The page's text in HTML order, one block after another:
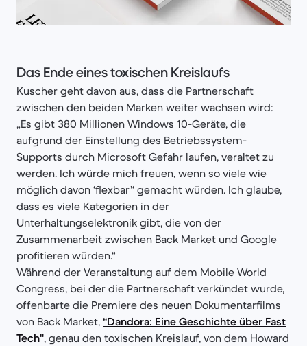
Das Ende eines toxischen Kreislaufs
Kuscher geht davon aus, dass die Partnerschaft
zwischen den beiden Marken weiter wachsen wird:
„Es gibt 380 Millionen Windows 10-Geräte, die
aufgrund der Einstellung des Betriebssystem-
Supports durch Microsoft Gefahr laufen, veraltet zu
werden. Ich würde mich freuen, wenn so viele wie
möglich davon ‘flexbar’‘ gemacht würden. Ich glaube,
dass es viele Kategorien in der
Unterhaltungselektronik gibt, die von der
Zusammenarbeit zwischen Back Market und Google
profitieren würden.“
Während der Veranstaltung auf dem Mobile World
Congress, bei der die Partnerschaft verkündet wurde,
offenbarte die Premiere des neuen Dokumentarfilms
von Back Market, “Dandora: Eine Geschichte über Fast
Tech", genau den toxischen Kreislauf, von dem Howard